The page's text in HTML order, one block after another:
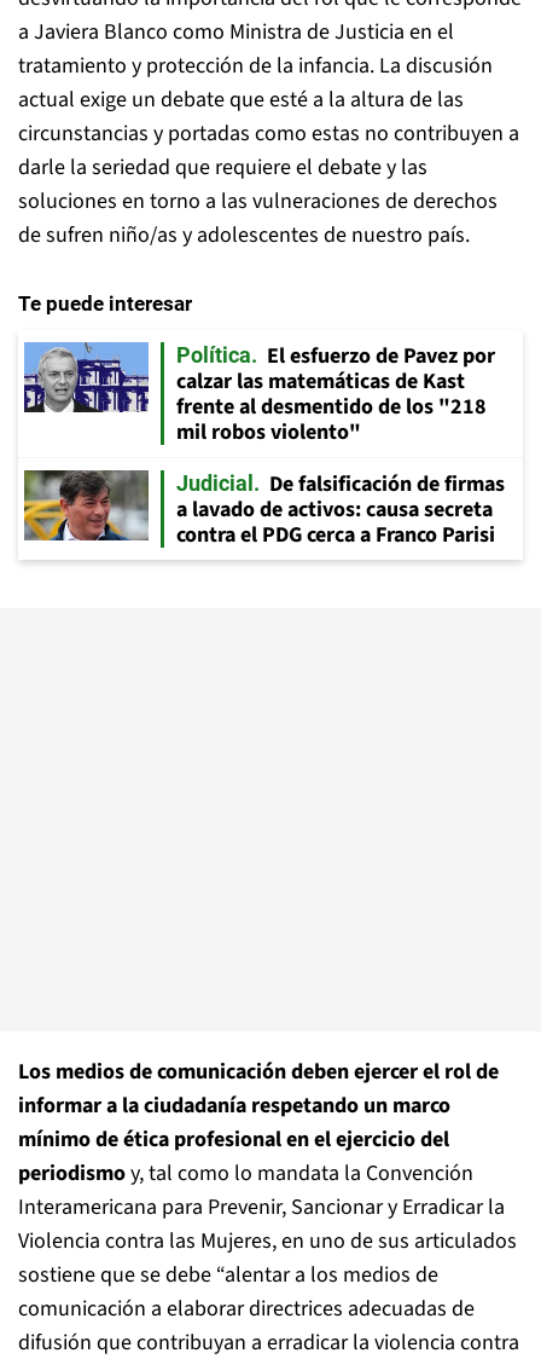
a Javiera Blanco como Ministra de Justicia en el
tratamiento y protección de la infancia. La discusión
actual exige un debate que esté a la altura de las
circunstancias y portadas como estas no contribuyen a
darle la seriedad que requiere el debate y las
soluciones en torno a las vulneraciones de derechos
de sufren niño/as y adolescentes de nuestro país.
Te puede interesar
Política
El esfuerzo de Pavez por
calzar las matemáticas de Kast
frente al desmentido de los "218
mil robos violento"
Judicial
De falsificación de firmas
a lavado de activos: causa secreta
contra el PDG cerca a Franco Parisi
Los medios de comunicación deben ejercer el rol de
informar a la ciudadanía respetando un marco
mínimo de ética profesional en el ejercicio del
periodismoy, tal como lo mandata la Convención
Interamericana para Prevenir, Sancionar y Erradicar la
Violencia contra las Mujeres, en uno de sus articulados
sostiene que se debe “alentar a los medios de
comunicación a elaborar directrices adecuadas de
difusión que contribuyan a erradicar la violencia contra